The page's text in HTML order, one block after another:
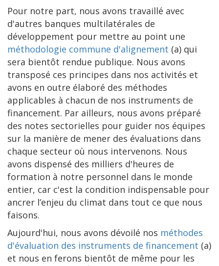
Pour notre part, nous avons travaillé avec
d'autres banques multilatérales de
développement pour mettre au point une
méthodologie commune d'alignement (a) qui
sera bientôt rendue publique. Nous avons
transposé ces principes dans nos activités et
avons en outre élaboré des méthodes
applicables à chacun de nos instruments de
financement. Par ailleurs, nous avons préparé
des notes sectorielles pour guider nos équipes
sur la manière de mener des évaluations dans
chaque secteur où nous intervenons. Nous
avons dispensé des milliers d'heures de
formation à notre personnel dans le monde
entier, car c'est la condition indispensable pour
ancrer l’enjeu du climat dans tout ce que nous
faisons.
Aujourd'hui, nous avons dévoilé nos méthodes
d'évaluation des instruments de financement (a)
et nous en ferons bientôt de même pour les